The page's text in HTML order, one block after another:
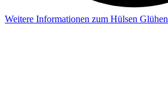
Weitere Informationen zum Hülsen Glühen